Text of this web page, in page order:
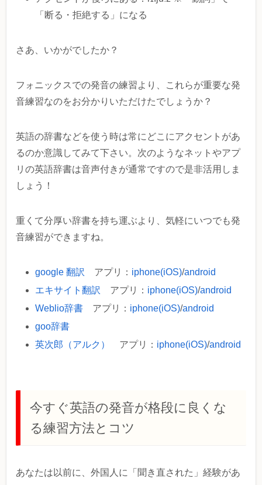
「断る・拒絶する」になる
さあ、いかがでしたか？
フォニックスでの発音の練習より、これらが重要な発
音練習なのをお分かりいただけたでしょうか？
英語の辞書などを使う時は常にどこにアクセントがあ
るのか意識してみて下さい。次のようなネットやアプ
リの英語辞書は音声付きが通常ですので是非活用しま
しょう！
重くて分厚い辞書を持ち運ぶより、気軽にいつでも発
音練習ができますね。
google 翻訳 アプリ： iphone(iOS)/android
エキサイト翻訳
アプリ： iphone(iOS)/android
Weblio辞書 アプリ： iphone(iOS)/android
goo辞書
英次郎（アルク）
アプリ： iphone(iOS)/android
今すぐ英語の発音が格段に良くな
る練習方法とコツ
あなたは以前に、外国人に「聞き直された」経験があ